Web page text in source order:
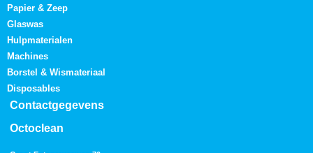
Papier & Zeep
Glaswas
Hulpmaterialen
Machines
Borstel & Wismateriaal
Disposables
Contactgegevens
Octoclean